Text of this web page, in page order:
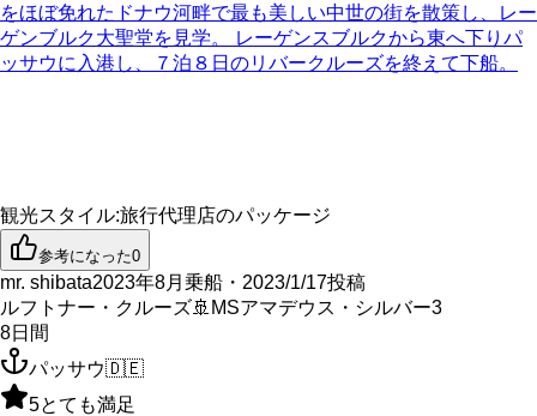
をほぼ免れたドナウ河畔で最も美しい中世の街を散策し、レー
ゲンブルク大聖堂を見学。 レーゲンスブルクから東へ下りパ
ッサウに入港し、７泊８日のリバークルーズを終えて下船。
観光スタイル:旅行代理店のパッケージ
参考になった0
mr. shibata2023年8月乗船・2023/1/17投稿
ルフトナー・クルーズ🚢 MSアマデウス・シルバー3
8日間
パッサウ🇩🇪
5とても満足